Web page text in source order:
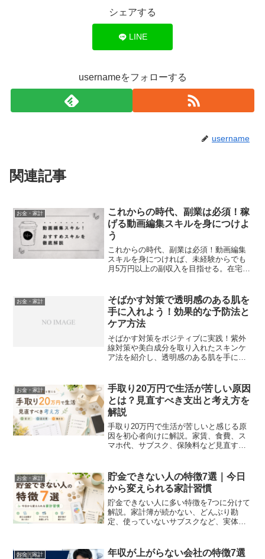
シェアする
LINE
usernameをフォローする
username
関連記事
お金・家計
これからの時代、副業は必須！稼
げる動画編集スキルを身につけよ
う
これからの時代、副業は必須！動画編集
スキルを身につければ、未経験からでも
月5万円以上の副収入を目指せる。在宅ワ
紹介！
お金・家計
そばかす対策で透明感のある肌を
手に入れよう！効果的な予防法と
ケア方法
そばかす対策をポジティブに実践！紫外
線対策や美白成分を取り入れたスキンケ
ア法を紹介し、透明感のある肌を手に入
お金・家計
手取り20万円で生活が苦しい原因
とは？見直すべき支出と考え方を
解説
手取り20万円で生活が苦しいと感じる原
因を初心者向けに解説。家賃、食費、ス
マホ代、サブスク、保険料など見直すべ
お金・家計
貯金できない人の特徴7選｜今日
から変えられる家計習慣
貯金できない人に多い特徴を7つに分けて
解説。家計簿が続かない、どんぶり勘
定、使っていないサブスクなど、実体験
お金・家計
年収が上がらない会社の特徴7選